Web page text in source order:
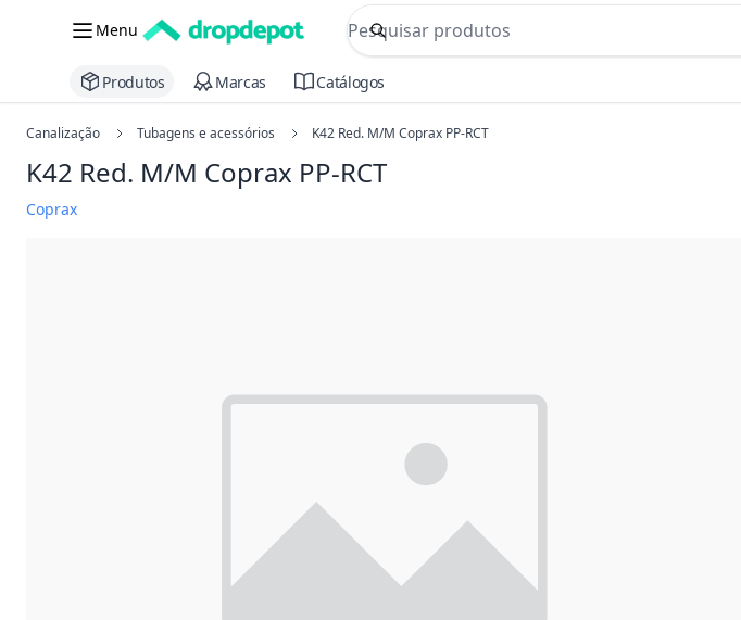
Menu
commerce search no header
Procurar
Produtos Marcas Catálogos
Canalização Tubagens e acessórios K42 Red. M/M Coprax PP-RCT
K42 Red. M/M Coprax PP-RCT
Coprax